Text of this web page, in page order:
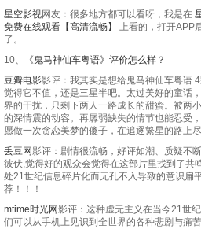
星空影视网友：很多地方都可以看呀，我是在
免费在线观看【高清流畅】
上看的，打开APP
了。
10、
《鬼马神仙车粤语》评价怎么样？
豆瓣电影影评：我其实是想给鬼马神仙车粤语
觉得它不值，还是三星半吧。太过美好的童话
界的干扰，只剩下两人一路成长的甜蜜。被两
的深情震的动容。再孱弱缺失的情节也能忍受
愿做一次贪恋美梦的傻子，在追逐繁星的路上尽
丢豆网影评：剧情很流畅，好评如潮、质疑不
彼伏,觉得好的观众会觉得在这部片里找到了共
处21世纪信息碎片化而无孔不入导致的意识扁
荐！！！
mtime时光网影评：这种虚无主义在当今21世
们可以从手机上见识到全世界的各种悲剧与痛